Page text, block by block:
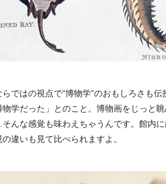
ではの視点で“博物学”のおもしろさも
学だった」とのこと。博物画をじっと
んな感覚も味わえちゃうんです。館内
違いも見て比べられますよ。